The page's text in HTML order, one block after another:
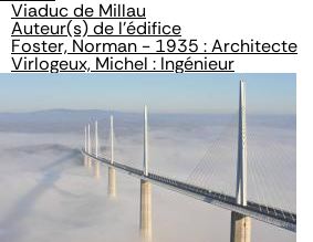
Viaduc de Millau
Auteur(s) de l'édifice
Foster, Norman - 1935 : Architecte
Virlogeux, Michel : Ingénieur